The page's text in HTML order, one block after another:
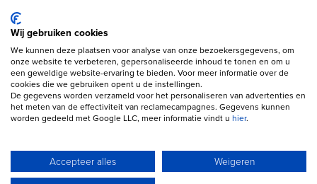
VW ID.4 leasen
Copyright navigation
Klanten beoordelingen
Autobedrijven
Wij gebruiken AI voor afbeeldingen en teksten
Wij gebruiken cookies
We kunnen deze plaatsen voor analyse van onze bezoekersgegevens, om
onze website te verbeteren, gepersonaliseerde inhoud te tonen en om u
een geweldige website-ervaring te bieden. Voor meer informatie over de
cookies die we gebruiken opent u de instellingen.
De gegevens worden verzameld voor het personaliseren van advertenties en
het meten van de effectiviteit van reclamecampagnes. Gegevens kunnen
worden gedeeld met Google LLC, meer informatie vindt u hier.
Accepteer alles
Weigeren